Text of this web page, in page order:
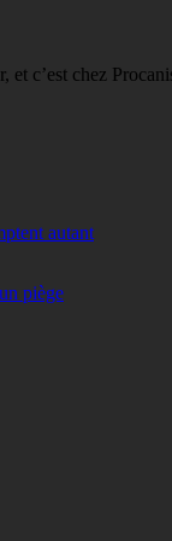
c’est chez
autant
piège